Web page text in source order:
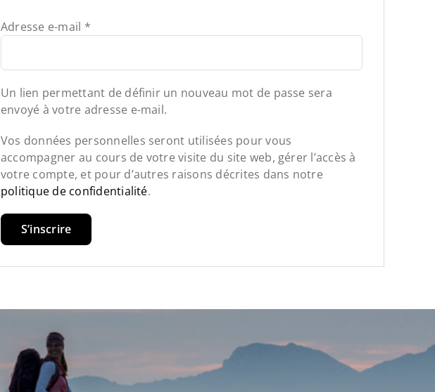
Adresse e-mail *Obligatoire
Un lien permettant de définir un nouveau mot de passe sera
envoyé à votre adresse e-mail.
Vos données personnelles seront utilisées pour vous
accompagner au cours de votre visite du site web, gérer l’accès à
votre compte, et pour d’autres raisons décrites dans notre
politique de confidentialité.
S’inscrire